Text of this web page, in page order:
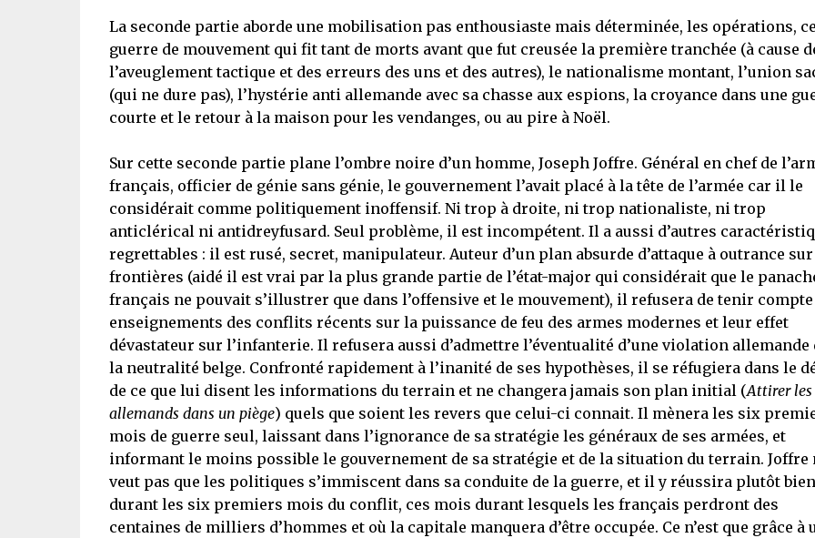
La seconde partie aborde une mobilisation pas enthousiaste mais déterminée, les opérations,
guerre de mouvement qui fit tant de morts avant que fut creusée la première tranchée (à cause
l’aveuglement tactique et des erreurs des uns et des autres), le nationalisme montant, l’union
(qui ne dure pas), l’hystérie anti allemande avec sa chasse aux espions, la croyance dans une
courte et le retour à la maison pour les vendanges, ou au pire à Noël.
Sur cette seconde partie plane l’ombre noire d’un homme, Joseph Joffre. Général en chef de
français, officier de génie sans génie, le gouvernement l’avait placé à la tête de l’armée car il le
considérait comme politiquement inoffensif. Ni trop à droite, ni trop nationaliste, ni trop
anticlérical ni antidreyfusard. Seul problème, il est incompétent. Il a aussi d’autres
regrettables : il est rusé, secret, manipulateur. Auteur d’un plan absurde d’attaque à outrance
frontières (aidé il est vrai par la plus grande partie de l’état-major qui considérait que le
français ne pouvait s’illustrer que dans l’offensive et le mouvement), il refusera de tenir compte
enseignements des conflits récents sur la puissance de feu des armes modernes et leur effet
dévastateur sur l’infanterie. Il refusera aussi d’admettre l’éventualité d’une violation allemande
la neutralité belge. Confronté rapidement à l’inanité de ses hypothèses, il se réfugiera dans le
de ce que lui disent les informations du terrain et ne changera jamais son plan initial (Attirer les
allemands dans un piège) quels que soient les revers que celui-ci connait. Il mènera les six
mois de guerre seul, laissant dans l’ignorance de sa stratégie les généraux de ses armées, et
informant le moins possible le gouvernement de sa stratégie et de la situation du terrain. Joffre
veut pas que les politiques s’immiscent dans sa conduite de la guerre, et il y réussira plutôt bien
durant les six premiers mois du conflit, ces mois durant lesquels les français perdront des
centaines de milliers d’hommes et où la capitale manquera d’être occupée. Ce n’est que grâce à